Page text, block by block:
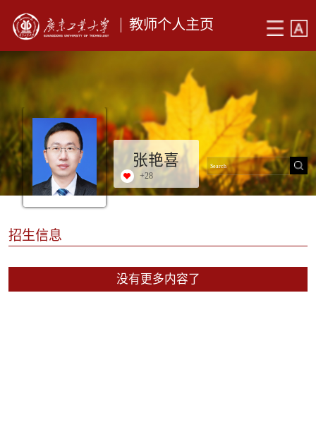
教师个人主页
张艳喜
+28
招生信息
没有更多内容了